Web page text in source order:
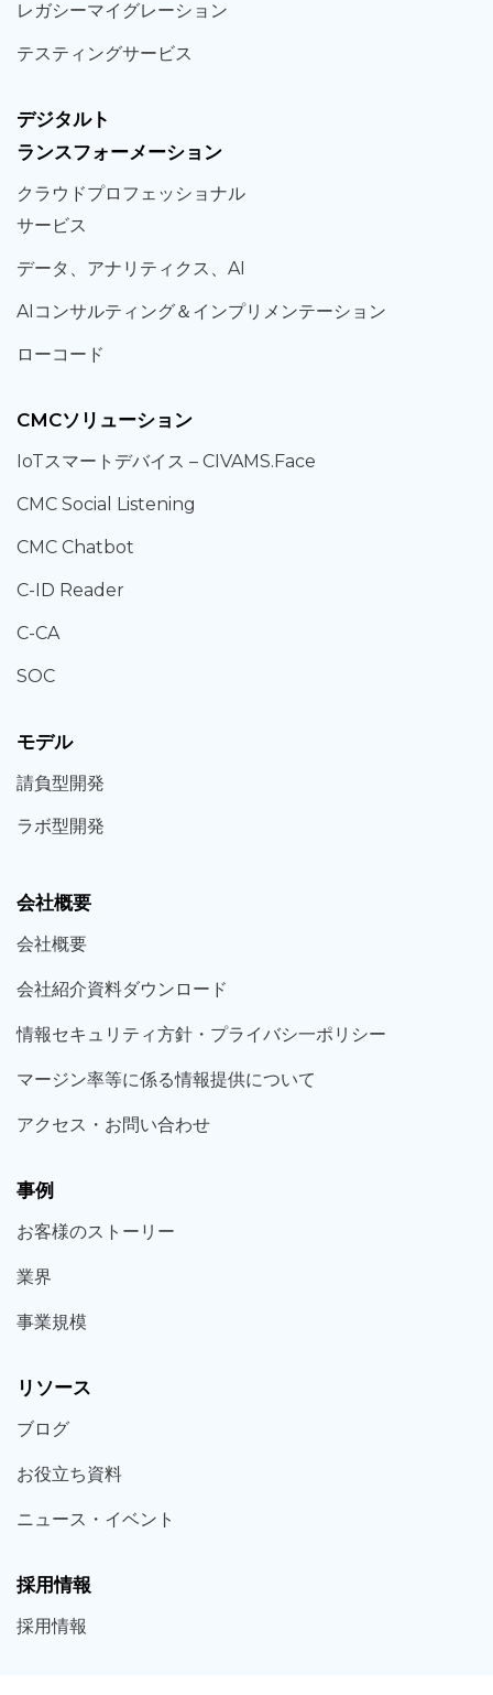
レガシーマイグレーション
テスティングサービス
デジタルト
ランスフォーメーション
クラウドプロフェッショナル
サービス
データ、 アナリティクス、 AI
AIコンサルティング＆ インプリメンテーション
ローコード
CMCソリューション
IoTスマートデバイス – CIVAMS.Face
CMC Social Listening
CMC Chatbot
C-ID Reader
C-CA
SOC
モデル
請負型開発
ラボ型開発
会社概要
会社概要
会社紹介資料ダウンロード
情報セキュリティ方針・プライバシ一ポリシー
マージン率等に係る情報提供について
アクセス・お問い合わせ
事例
お客様のストーリー
業界
事業規模
リソース
ブログ
お役立ち資料
ニュース・ イベント
採用情報
採用情報